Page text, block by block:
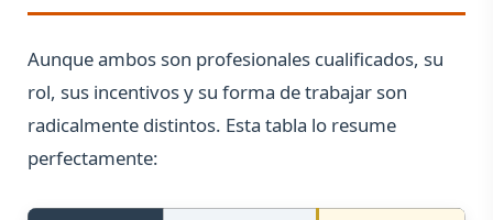
Aunque ambos son profesionales cualificados, su
rol, sus incentivos y su forma de trabajar son
radicalmente distintos. Esta tabla lo resume
perfectamente: